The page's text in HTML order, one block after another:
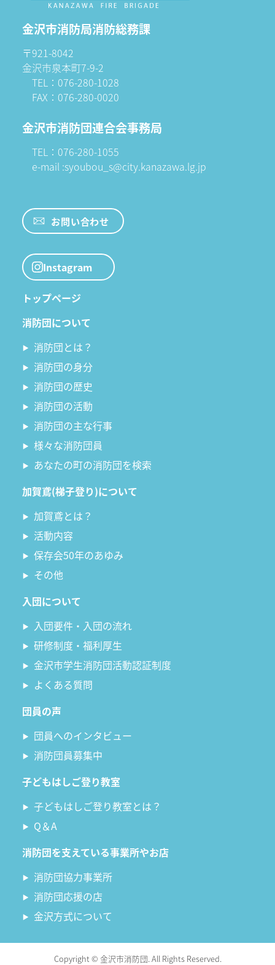
金沢市消防局消防総務課
〒921-8042
金沢市泉本町7-9-2
TEL：076-280-1028
FAX：076-280-0020
金沢市消防団連合会事務局
TEL：076-280-1055
e-mail :syoubou_s@city.kanazawa.lg.jp
お問い合わせ
Instagram
トップページ
消防団について
消防団とは？
消防団の身分
消防団の歴史
消防団の活動
消防団の主な行事
様々な消防団員
あなたの町の消防団を検索
加賀鳶(梯子登り)について
加賀鳶とは？
活動内容
保存会50年のあゆみ
その他
入団について
入団要件・入団の流れ
研修制度・福利厚生
金沢市学生消防団活動認証制度
よくある質問
団員の声
団員へのインタビュー
消防団員募集中
子どもはしご登り教室
子どもはしご登り教室とは？
Q＆A
消防団を支えている事業所やお店
消防団協力事業所
消防団応援の店
金沢方式について
Copyright © 金沢市消防団. All Rights Reserved.